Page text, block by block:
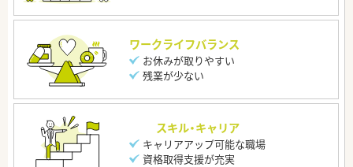
ワークライフバランス
お休みが取りやすい
残業が少ない
スキル・キャリア
キャリアアップ可能な職場
資格取得支援が充実